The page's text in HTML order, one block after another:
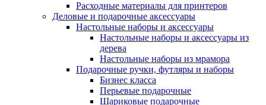
Расходные материалы для принтеров
Деловые и подарочные аксессуары
Настольные наборы и аксессуары
Настольные наборы и аксессуары из
дерева
Настольные наборы из мрамора
Подарочные ручки, футляры и наборы
Бизнес класса
Перьевые подарочные
Шариковые подарочные